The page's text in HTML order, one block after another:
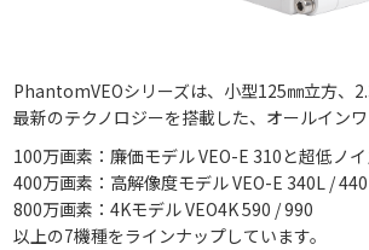
PhantomVEOシリーズは、小型125㎜立方、
最新のテクノロジーを搭載した、オールインワ
100万画素：廉価モデル VEO-E 310と超低ノ
400万画素：高解像度モデル VEO-E 340L /
800万画素：4Kモデル VEO4K 590 / 990
以上の7機種をラインナップしています。